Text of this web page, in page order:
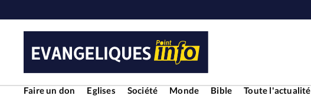
Faire un don Eglises Société Monde Bible
Toute l'actualité